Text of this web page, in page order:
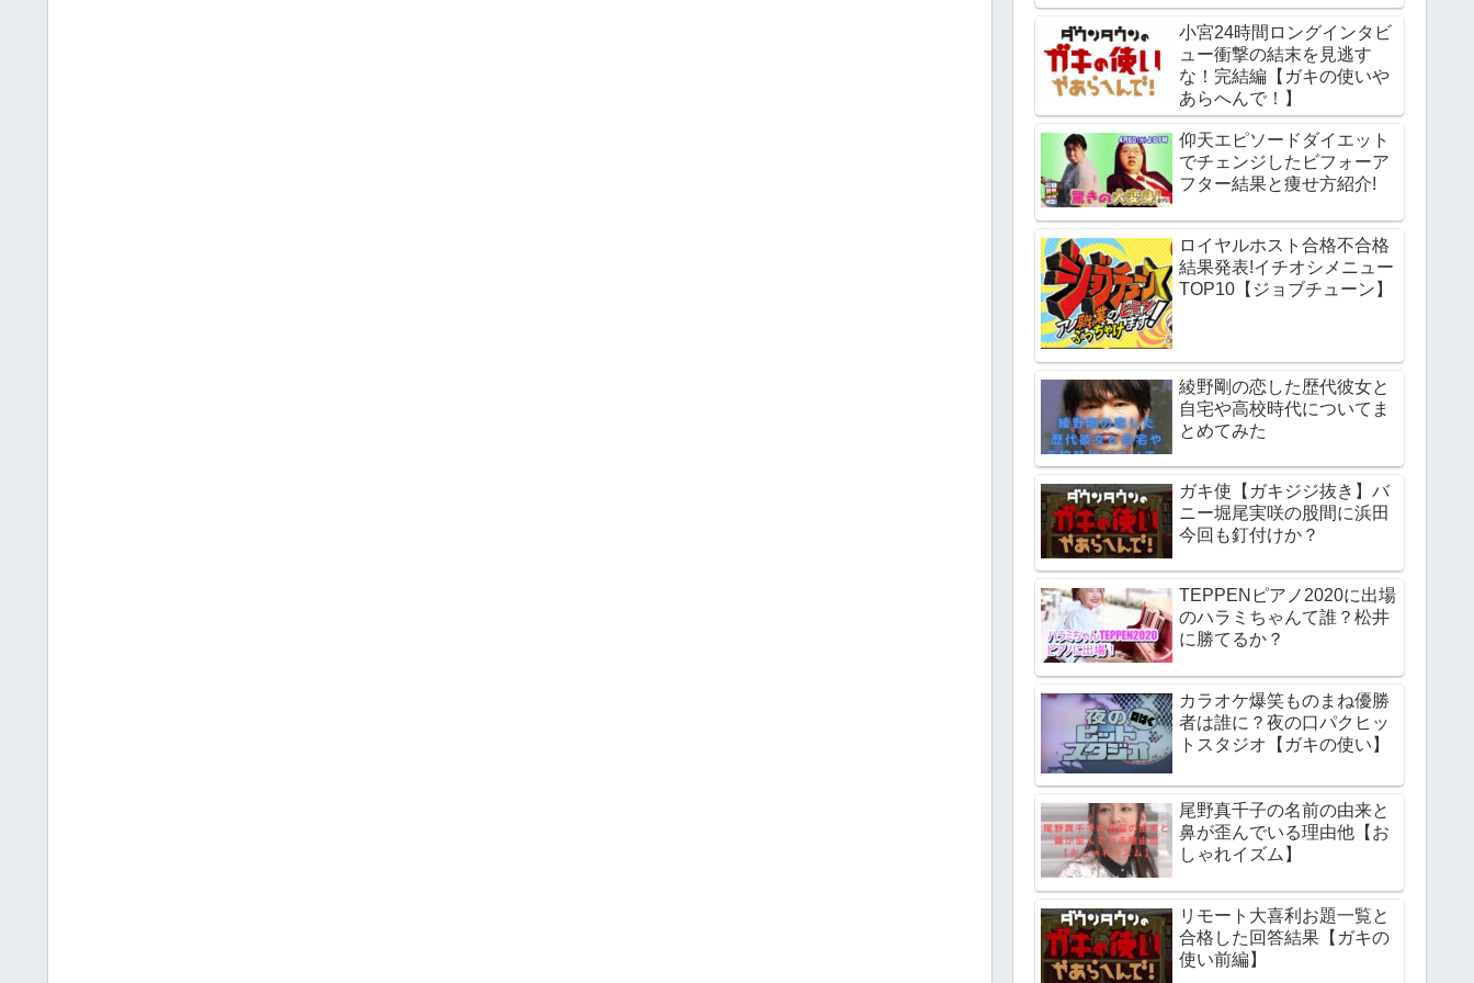
小宮24時間ロングインタビ
ュー衝撃の結末を見逃す
な！完結編【ガキの使いや
あらへんで！】
仰天エピソードダイエット
でチェンジしたビフォーア
フター結果と痩せ方紹介!
ロイヤルホスト合格不合格
結果発表!イチオシメニュー
TOP10【ジョブチューン】
綾野剛の恋した歴代彼女と
自宅や高校時代についてま
とめてみた
ガキ使【ガキジジ抜き】バ
ニー堀尾実咲の股間に浜田
今回も釘付けか？
TEPPENピアノ2020に出場
のハラミちゃんて誰？松井
に勝てるか？
カラオケ爆笑ものまね優勝
者は誰に？夜の口パクヒッ
トスタジオ【ガキの使い】
尾野真千子の名前の由来と
鼻が歪んでいる理由他【お
しゃれイズム】
リモート大喜利お題一覧と
合格した回答結果【ガキの
使い前編】